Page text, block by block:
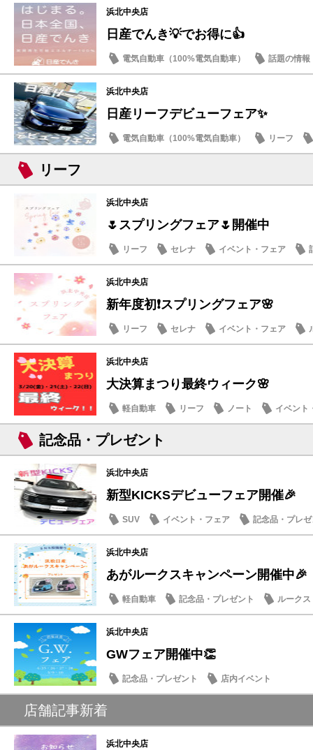
浜北中央店
日産でんき💡でお得に👍
電気自動車（100%電気自動車） 話題の情報
浜北中央店
日産リーフデビューフェア✨
電気自動車（100%電気自動車） リーフ
リーフ
浜北中央店
🌷スプリングフェア🌷開催中
リーフ セレナ イベント・フェア
浜北中央店
新年度初❗スプリングフェア🌸
リーフ セレナ イベント・フェア
浜北中央店
大決算まつり最終ウィーク🌸
軽自動車 リーフ ノート イベント
記念品・プレゼント
浜北中央店
新型KICKSデビューフェア開催🎉
SUV イベント・フェア 記念品・プレ
浜北中央店
あがルークスキャンペーン開催中🎉
軽自動車 記念品・プレゼント ルークス
浜北中央店
GWフェア開催中👏
記念品・プレゼント 店内イベント
店舗記事新着
浜北中央店